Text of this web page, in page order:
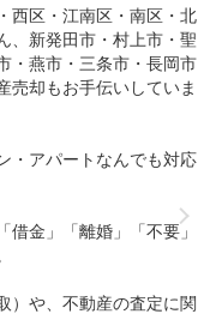
西区・江南区・南区・北
、新発田市・村上市・聖
・燕市・三条市・長岡市
売却もお手伝いしていま
・アパートなんでも対応
借金」「離婚」「不要」
）や、不動産の査定に関